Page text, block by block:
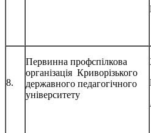
8.
Первинна профспілкова
організація Криворізького
державного педагогічного
університету